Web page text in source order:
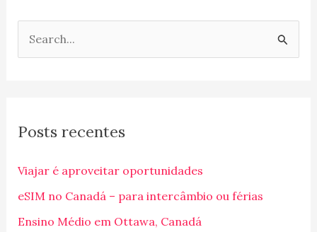
u
s
a
r
Posts recentes
Viajar é aproveitar oportunidades
eSIM no Canadá – para intercâmbio ou férias
Ensino Médio em Ottawa, Canadá